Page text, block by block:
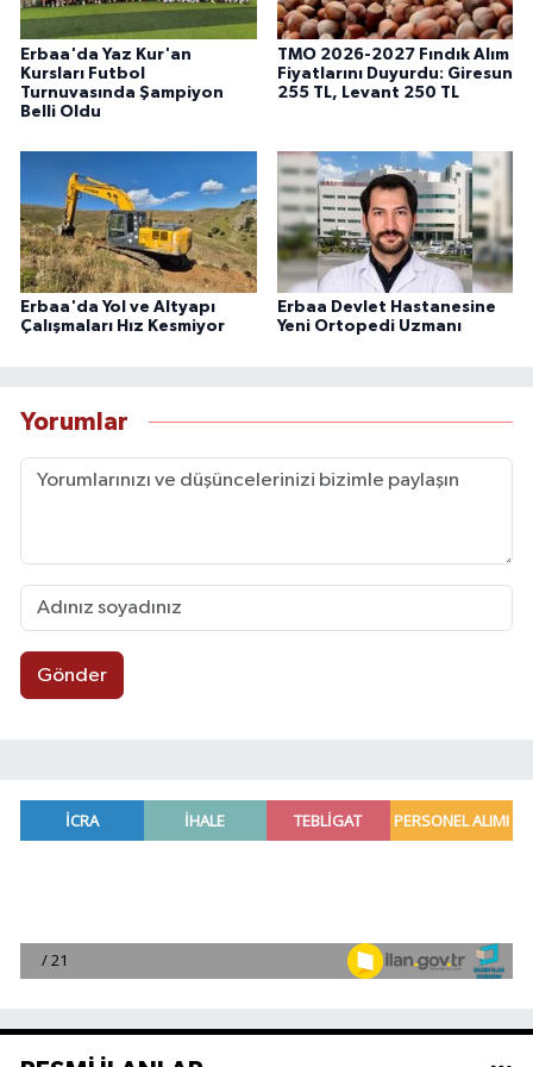
Erbaa'da Yaz Kur'an
Kursları Futbol
Turnuvasında Şampiyon
Belli Oldu
TMO 2026-2027 Fındık Alım
Fiyatlarını Duyurdu: Giresun
255 TL, Levant 250 TL
Erbaa'da Yol ve Altyapı
Çalışmaları Hız Kesmiyor
Erbaa Devlet Hastanesine
Yeni Ortopedi Uzmanı
Yorumlar
Gönder